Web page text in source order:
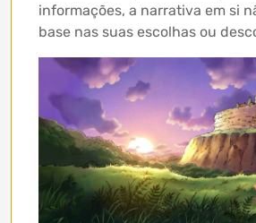
informações, a narrativa em si
base nas suas escolhas ou